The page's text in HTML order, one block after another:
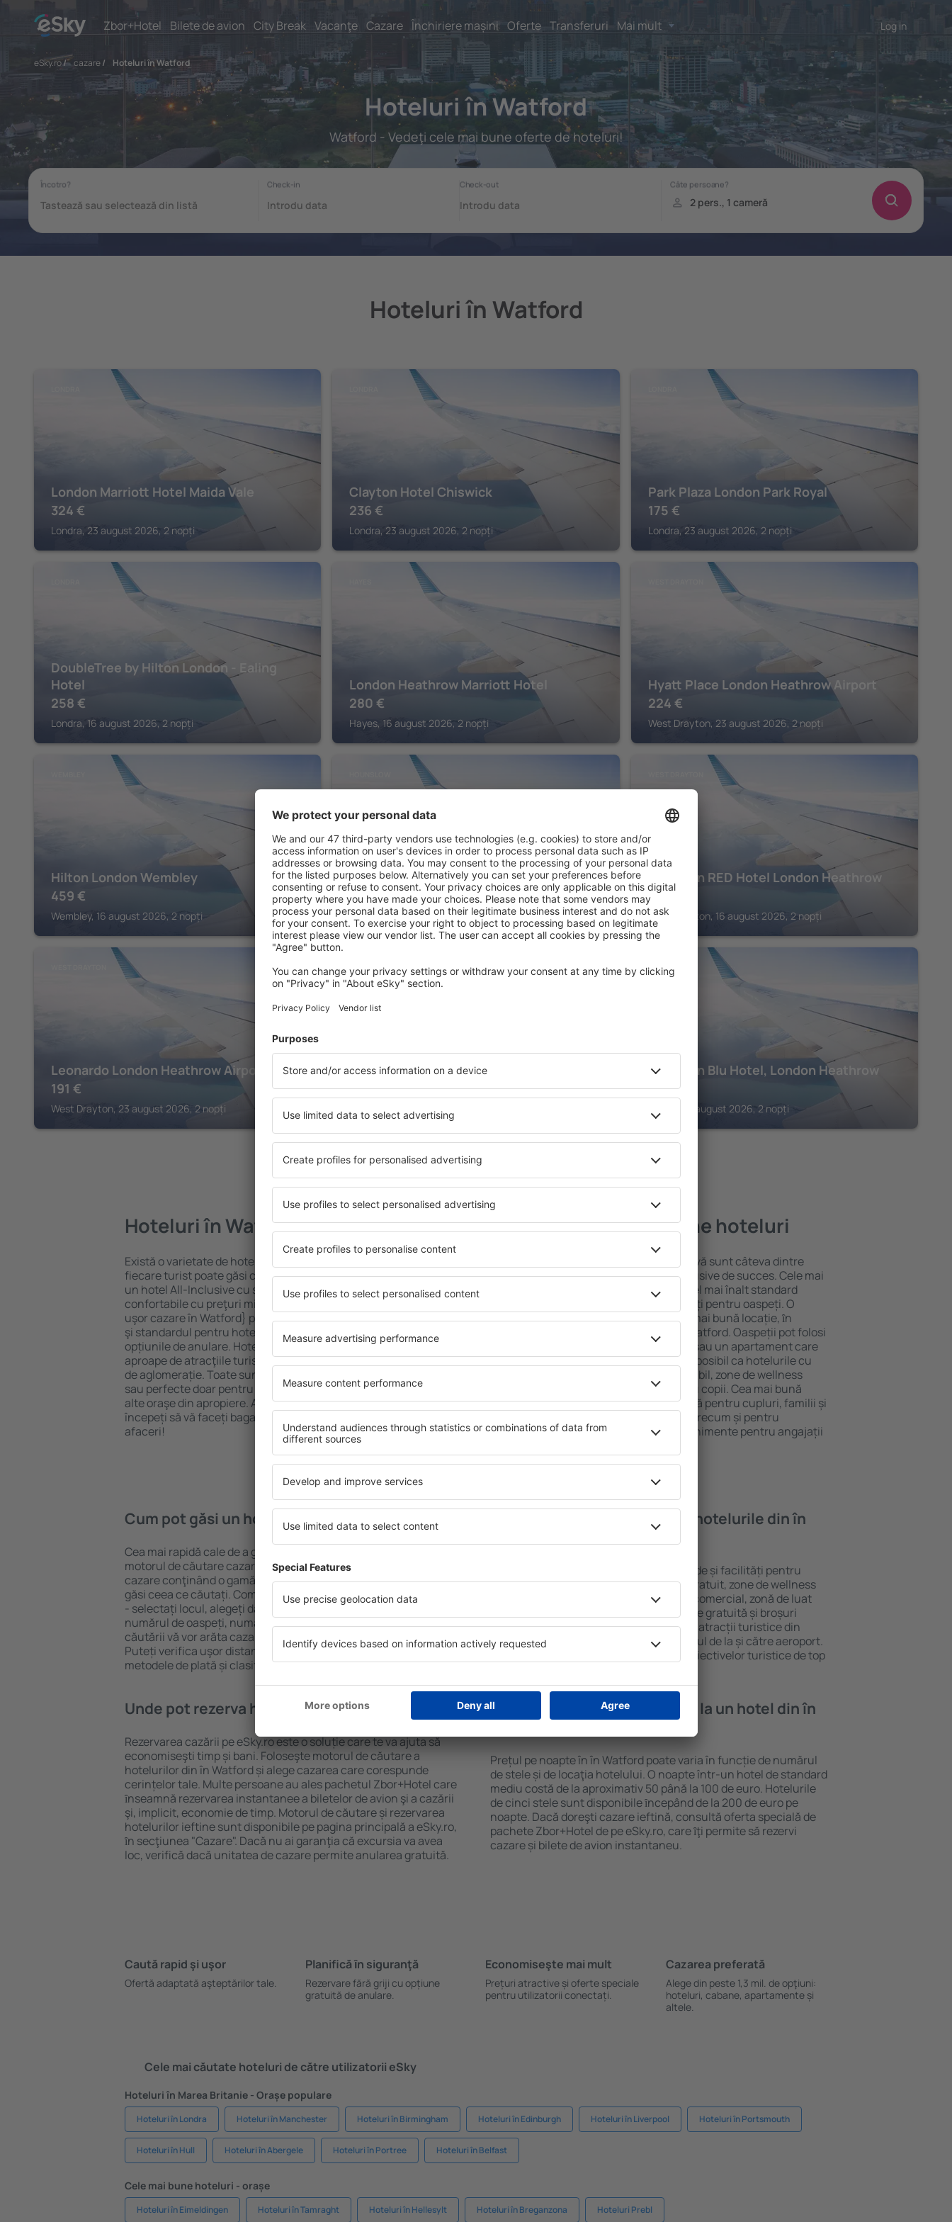
Zbor+Hotel Bilete de avion City Break Vacanţe Cazare Închiriere mașini Oferte Transferuri Mai mult Log in
eSky.ro/ cazare/ Hoteluri în Watford
Hoteluri în Watford
Watford - Vedeţi cele mai bune oferte de hoteluri!
Hoteluri în Watford
London Marriott Hotel Maida Vale
324 €
Londra, 23 august 2026, 2 nopți
Clayton Hotel Chiswick
236 €
Londra, 23 august 2026, 2 nopți
Park Plaza London Park Royal
175 €
Londra, 23 august 2026, 2 nopți
DoubleTree by Hilton London - Ealing
Hotel
258 €
Londra, 16 august 2026, 2 nopți
London Heathrow Marriott Hotel
280 €
Hayes, 16 august 2026, 2 nopți
Hyatt Place London Heathrow Airport
224 €
West Drayton, 23 august 2026, 2 nopți
Hilton London Wembley
459 €
Wembley, 16 august 2026, 2 nopți
Renaissance London Heathrow Hotel
226€
Hounslow, 16 august 2026, 2 nopți
Radisson RED Hotel London Heathrow
211€
West Drayton, 16 august 2026, 2 nopți
Leonardo London Heathrow Airport
191 €
West Drayton, 23 august 2026, 2 nopți
LONDRA
Holiday Inn London - West by IHG
228€
Londra, 16 august 2026, 2 nopți
HAYES
Radisson Blu Hotel, London Heathrow
208€
Hayes, 23 august 2026, 2 nopți
Vedeți mai multe hoteluri în Watford
Hoteluri în Watford
Există o varietate de hoteluri disponibile în Watford, astfel încât
fiecare turist poate găsi cazare potrivită nevoilor sale. Preferați
un hotel All-Inclusive cu standarde ȋnalte sau preferați hoteluri
confortabile cu preţuri mici? Cu ajutorul nostru puteți rezerva
uşor cazare în Watford} pentru orice buget! Selectați destinația
şi standardul pentru hotel, verificați metodele de plată și
opțiunile de anulare. Hotelurile în Watford sunt situate atât
aproape de atracţiile turistice populare, cât și puțin mai departe
de aglomerație. Toate sunt disponibile pentru o vacanță lungă
sau perfecte doar pentru o noapte atunci când doriţi să vizitaţi şi
alte oraşe din apropiere. Alegeți hotelul care vi se potriveşte și
începeți să vă faceți bagajele pentru o vacanţă sau călătorie de
afaceri!
Watford – cele mai bune hoteluri
O varietate de servicii și o locație atractivă sunt câteva dintre
elementele cheie ale unui hotel All-Inclusive de succes. Cele mai
bune hoteluri din Watford garantează cel mai înalt standard
pentru servicii și o gamă largă de facilități pentru oaspeți. O
cazare cu standarde ridicate oferă cea mai bună locație, ȋn
apropiere de principalele distracţii din Watford. Oaspeții pot folosi
parcarea gratuită și pot alege o cameră sau un apartament care
să corespundă perfect nevoilor lor. Este posibil ca hotelurile cu
standarde ȋnalte să ofere un meniu variabil, zone de wellness
precum spa și fitness, și activități pentru copii. Cea mai bună
cazare în Watford este o alegere perfectă pentru cupluri, familii și
persoane aflate în călătorie de afaceri, precum și pentru
companii care doresc să organizeze evenimente pentru angajații
Cum pot găsi un hotel în Watford?
Cea mai rapidă cale de a găsi un hotel în Watford este folosind
motorul de căutare cazare eSky. Baza mare de date cu locuri de
cazare conţinând o gamă largă de opţiuni este o garanție că veți
găsi ceea ce căutați. Completați câmpurile motorului de căutare
- selectați locul, alegeți data de check-in și check-out, adăugați
numărul de oaspeți, numărul de camere şi gata! Rezultatele
căutării vă vor arăta cazarea disponibilă ȋn perioada selectată.
Puteți verifica uşor distanța de la hotel ȋn centrul orașului,
metodele de plată și clasificarea hotelului.
Ce fel de facilităţi voi găsi ȋn hotelurile din în
Hotelurile în Watford au diferite standarde și facilități pentru
oaspeți. Cele mai frecvente sunt Wi-Fi gratuit, zone de wellness
cu SPA, mini bar/seif în cameră, centru comercial, zonă de luat
masa, zonă de joacă pentru copii, parcare gratuită și broșuri
informative despre cele mai interesante atracții turistice din
zonă. Unele proprietăți includ și transferul de la și către aeroport.
Uneori, acestea încurajează vizitarea obiectivelor turistice de top
Unde pot rezerva hoteluri ȋn în Watford?
Rezervarea cazării pe eSky.ro este o soluție care te va ajuta să
economiseşti timp și bani. Foloseşte motorul de căutare a
hotelurilor din în Watford și alege cazarea care corespunde
cerințelor tale. Multe persoane au ales pachetul Zbor+Hotel care
ȋnseamnă rezervarea instantanee a biletelor de avion şi a cazării
şi, implicit, economie de timp. Motorul de căutare și rezervarea
hotelurilor ieftine sunt disponibile pe pagina principală a eSky.ro,
ȋn secţiunea "Cazare". Dacă nu ai garanţia că excursia va avea
loc, verifică dacă unitatea de cazare permite anularea gratuită.
Cât costă o noapte de cazare la un hotel din în
Prețul pe noapte în în Watford poate varia în funcție de numărul
de stele și de locaţia hotelului. O noapte într-un hotel de standard
mediu costă de la aproximativ 50 până la 100 de euro. Hotelurile
de cinci stele sunt disponibile ȋncepând de la 200 de euro pe
noapte. Dacă doreşti cazare ieftină, consultă oferta specială de
pachete Zbor+Hotel de pe eSky.ro, care ȋţi permite să rezervi
cazare și bilete de avion instantaneu.
Caută rapid şi uşor
Ofertă adaptată aşteptărilor tale.
Planifică ȋn siguranţă
Rezervare fără griji cu opțiune
gratuită de anulare.
Economiseşte mai mult
Prețuri atractive și oferte speciale
pentru utilizatorii conectați.
Cazarea preferată
Alege din peste 1,3 mil. de opţiuni:
hoteluri, cabane, apartamente și
altele.
Cele mai căutate hoteluri de către utilizatorii eSky
Hoteluri în Marea Britanie - Orașe populare
Hoteluri în Londra Hoteluri în Manchester Hoteluri în Birmingham Hoteluri în Edinburgh Hoteluri în Liverpool Hoteluri în Portsmouth
Hoteluri în Hull Hoteluri în Abergele Hoteluri în Portree Hoteluri în Belfast
Cele mai bune hoteluri - orașe
Hoteluri în Eimeldingen Hoteluri în Tamraght Hoteluri în Hellesylt Hoteluri în Breganzona Hoteluri Prebl